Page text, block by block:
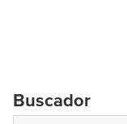
Buscador